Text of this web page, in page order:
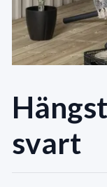
svart